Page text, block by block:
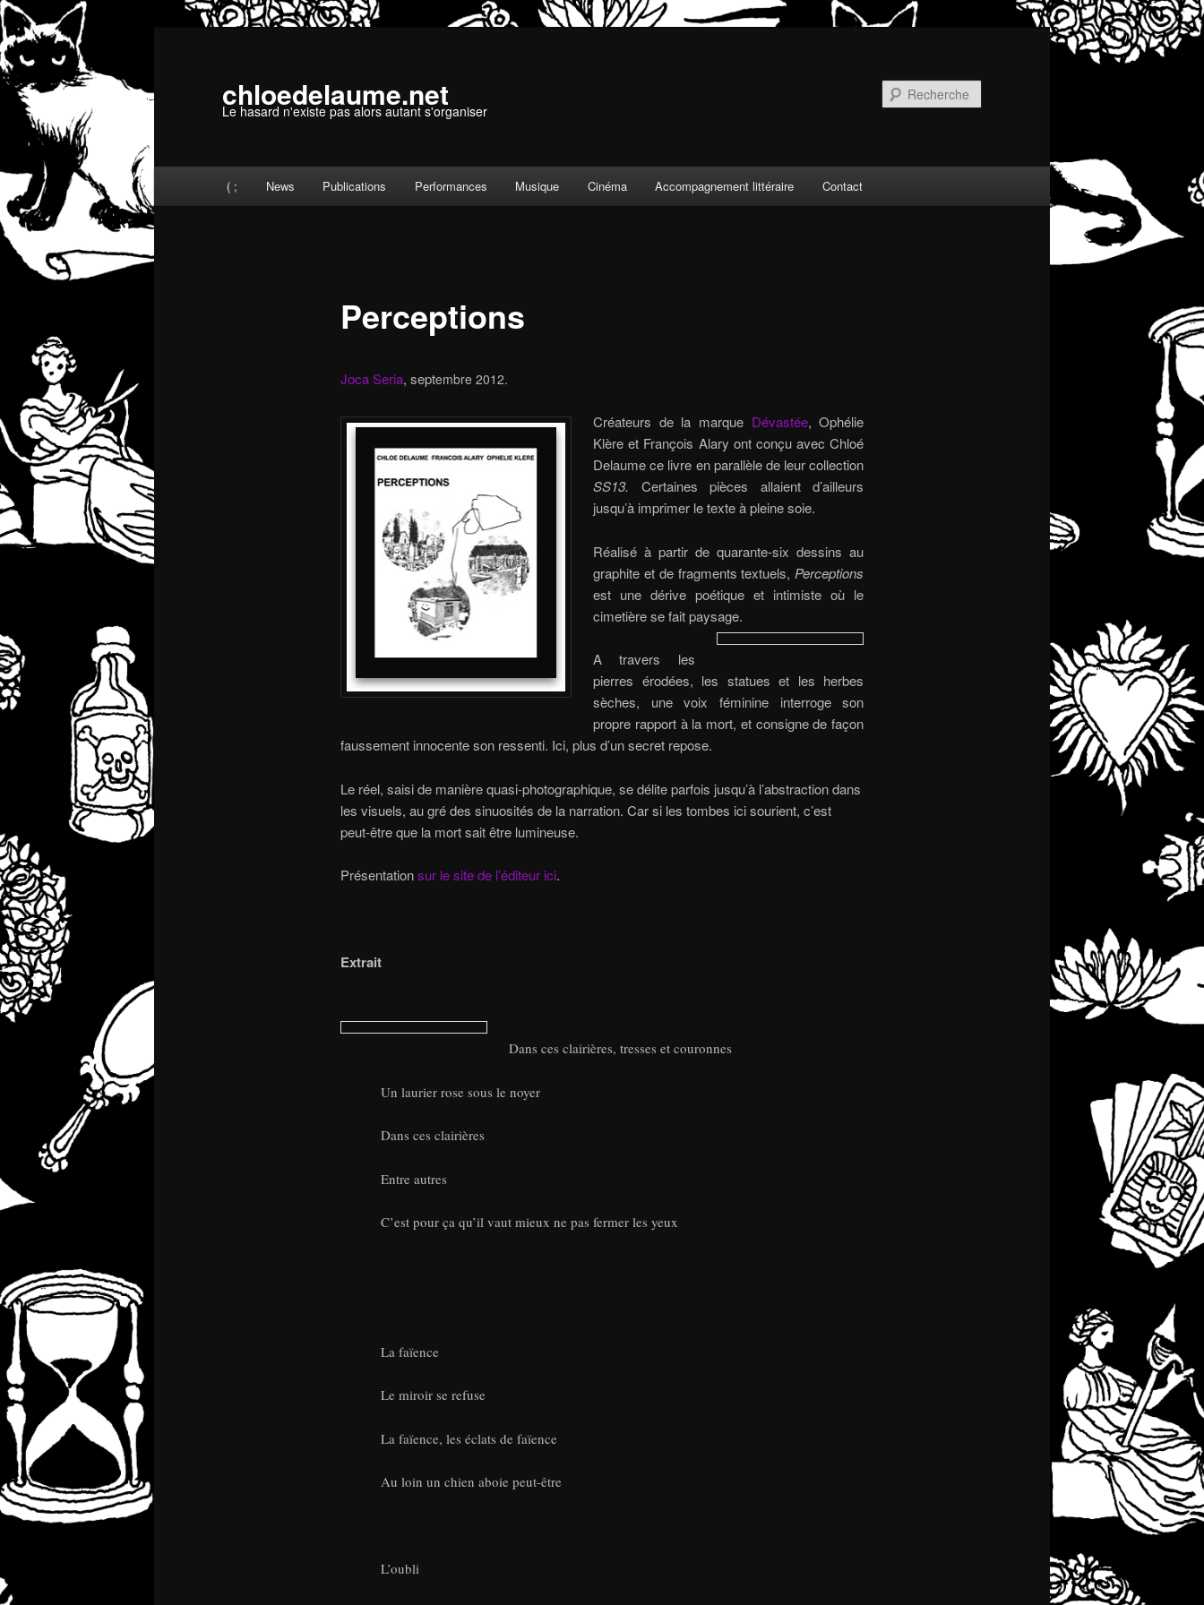
Aller
au
contenu
principal
chloedelaume.net
Le hasard n'existe pas alors autant s'organiser
( ; News Publications Performances Musique Cinéma Accompagnement littéraire Contact
Perceptions
Joca Seria, septembre 2012.
Créateurs de la marque Dévastée, Ophélie
Klère et François Alary ont conçu avec Chloé
Delaume ce livre en parallèle de leur collection
SS13. Certaines pièces allaient d’ailleurs
jusqu’à imprimer le texte à pleine soie.
Réalisé à partir de quarante-six dessins au
graphite et de fragments textuels, Perceptions
est une dérive poétique et intimiste où le
cimetière se fait paysage.
A travers les
pierres érodées, les statues et les herbes
sèches, une voix féminine interroge son
propre rapport à la mort, et consigne de façon
faussement innocente son ressenti. Ici, plus d’un secret repose.
Le réel, saisi de manière quasi-photographique, se délite parfois jusqu’à l’abstraction dans
les visuels, au gré des sinuosités de la narration. Car si les tombes ici sourient, c’est
peut-être que la mort sait être lumineuse.
Présentationsur le site de l’éditeur ici.
Extrait
Dans ces clairières, tresses et couronnes
Un laurier rose sous le noyer
Dans ces clairières
Entre autres
C’est pour ça qu’il vaut mieux ne pas fermer les yeux
La faïence
Le miroir se refuse
La faïence, les éclats de faïence
Au loin un chien aboie peut-être
L’oubli